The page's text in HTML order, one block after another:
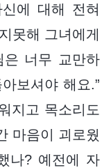
에 대해 전혀
못해 그녀에게
은 너무 교만하
보셔야 해요.”
지고 목소리도
마음이 괴로웠
나? 예전에 자